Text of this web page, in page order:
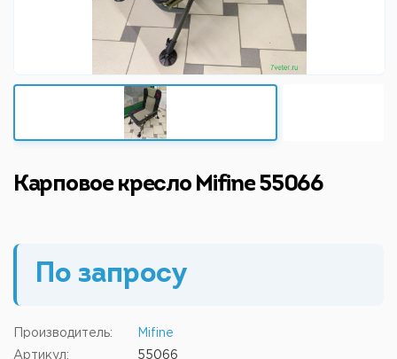
Карповое кресло Mifine 55066
По запросу
Производитель: Mifine
Артикул: 55066